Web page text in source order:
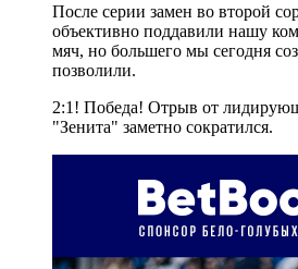
После серии замен во второй
объективно поддавили нашу
мяч, но большего мы сегодня
позволили.
2:1! Победа! Отрыв от
"Зенита" заметно сократился.